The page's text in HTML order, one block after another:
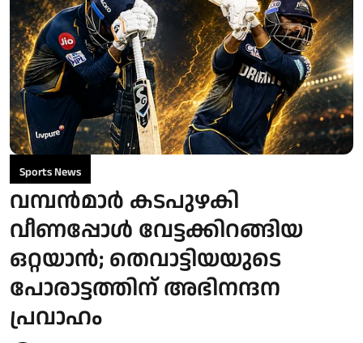
Sports News
വമ്പന്‍മാർ കടപുഴകി
വീണപ്പോള്‍ വേട്ടക്കിറങ്ങിയ
ഒറ്റയാന്‍; തെവാട്ടിയയുടെ
പോരാട്ടത്തിന് അഭിനന്ദന
പ്രവാഹം